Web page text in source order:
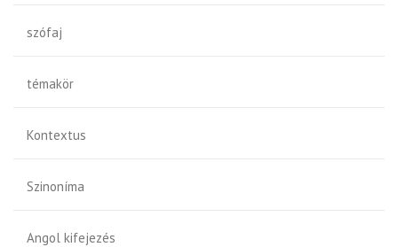
szófaj
témakör
Kontextus
Szinoníma
Angol kifejezés